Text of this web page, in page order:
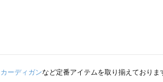
カーディガンなど定番アイテムを取り揃えておりま